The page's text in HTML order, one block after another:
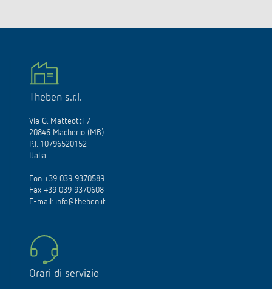
Theben s.r.l.
Via G. Matteotti 7
20846 Macherio (MB)
P.I. 10796520152
Italia
Fon +39 039 9370589
Fax +39 039 9370608
E-mail: info@theben.it
Orari di servizio